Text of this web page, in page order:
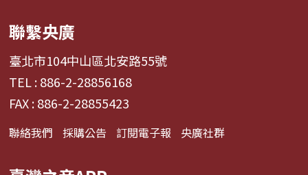
聯繫央廣
臺北市104中山區北安路55號
TEL : 886-2-28856168
FAX : 886-2-28855423
聯絡我們 採購公告 訂閱電子報 央廣社群